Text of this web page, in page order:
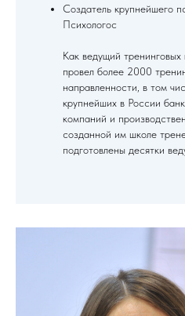
Создатель крупнейшего
Психологос
Как ведущий
провел более 2000
направленности, в том
крупнейших в России
компаний и
созданной им школе
подготовлены десятки